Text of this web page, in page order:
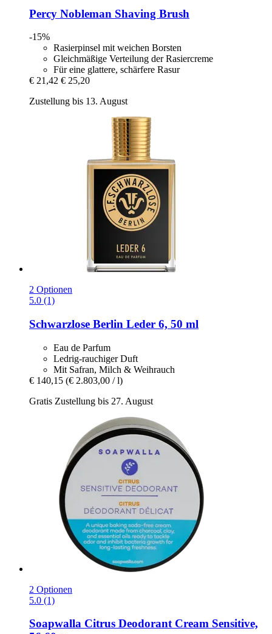
Percy Nobleman Shaving Brush
-15%
Rasierpinsel mit weichen Borsten
Gleichmäßige Verteilung der Rasiercreme
Für eine glattere, schärfere Rasur
€ 21,42 € 25,20
Zustellung bis 13. August
2 Optionen
5.0 (1)
Schwarzlose Berlin Leder 6, 50 ml
Eau de Parfum
Ledrig-rauchiger Duft
Mit Safran, Milch & Weihrauch
€ 140,15 (€ 2.803,00 / l)
Gratis Zustellung bis 27. August
2 Optionen
5.0 (1)
Soapwalla Citrus Deodorant Cream Sensitive,